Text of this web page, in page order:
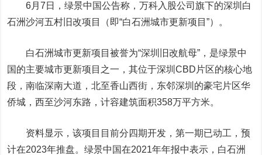
6月7日，绿景中国公告称，万科入股公司旗下的深圳白
石洲沙河五村旧改项目（即“白石洲城市更新项目”）。
白石洲城市更新项目被誉为“深圳旧改航母”，是绿景中
国的主要城市更新项目之一，其位于深圳CBD片区的核心地
段，南临深南大道，北至香山西街，东邻深圳的豪宅片区华
侨城，西至沙河东路，计容建筑面积358万平方米。
资料显示，该项目目前分四期开发，第一期已动工，预
计在2023年推盘。绿景中国在2021年年报中表示，白石洲